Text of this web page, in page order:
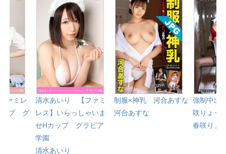
ァミレ
ップ グ
清水あいり 【ファミ
レス】いらっしゃいま
せHカップ グラビア
学園
清水あいり
制服×神乳 河合あすな
河合あすな
強制中出
咲りょう
春咲りょ